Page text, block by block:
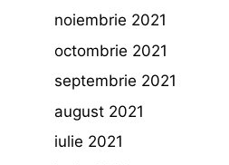
noiembrie 2021
octombrie 2021
septembrie 2021
august 2021
iulie 2021